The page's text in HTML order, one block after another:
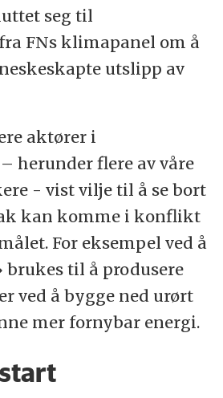
seg til
FNs klimapanel om å
utslipp av
aktører i
herunder flere av våre
- vist vilje til å se bort
kan komme i konflikt
For eksempel ved å
til å produsere
ved å bygge ned urørt
mer fornybar energi.